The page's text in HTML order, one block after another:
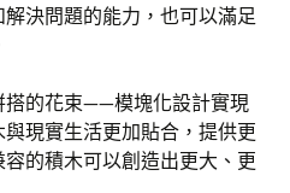
決問題的能力，也可以滿足
搭的花束——模塊化設計實現
現實生活更加貼合，提供更
的積木可以創造出更大、更